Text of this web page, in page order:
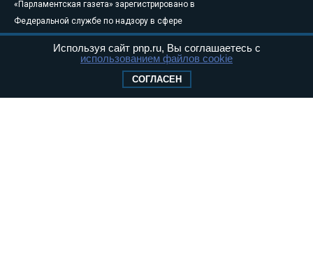
«Парламентская газета» зарегистрировано в
Федеральной службе по надзору в сфере
связи, информационных технологий и
массовых коммуникаций (Роскомнадзор) 05
Свидетельство о регистрации Эл № ФС77-
Используя сайт pnp.ru, Вы соглашаетесь с
использованием файлов cookie
СОГЛАСЕН